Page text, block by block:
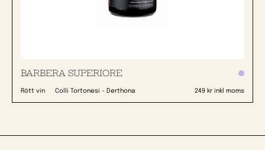
BARBERA SUPERIORE
Rött vin Colli Tortonesi - Derthona 249 kr inkl moms